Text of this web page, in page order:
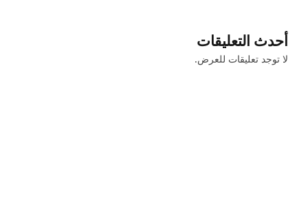
أحدث التعليقات
لا توجد تعليقات للعرض.